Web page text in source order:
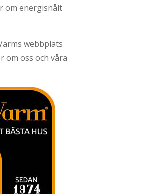
om energisnålt
webbplats
om oss och våra